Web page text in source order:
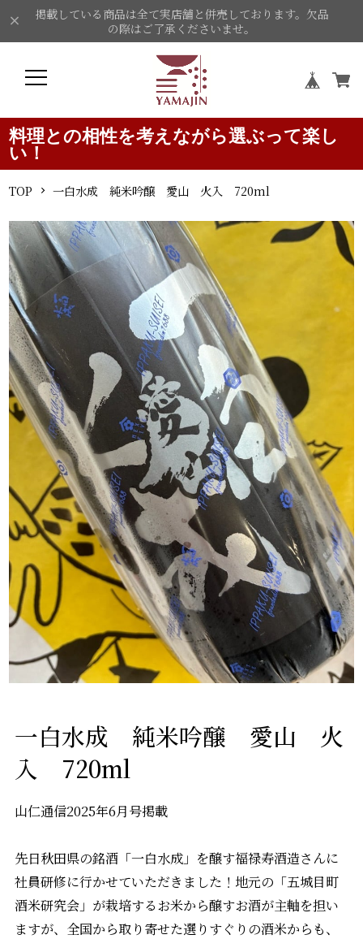
掲載している商品は全て実店舗と併売しております。欠品
の際はご了承くださいませ。
料理との相性を考えながら選ぶって楽し
い！
TOP 一白水成 純米吟醸 愛山 火入 720ml
一白水成 純米吟醸 愛山 火
入 720ml
山仁通信2025年6月号掲載
先日秋田県の銘酒「一白水成」を醸す福禄寿酒造さんに
社員研修に行かせていただきました！地元の「五城目町
酒米研究会」が栽培するお米から醸すお酒が主軸を担い
ますが、全国から取り寄せた選りすぐりの酒米からも、